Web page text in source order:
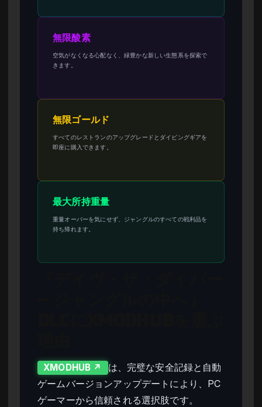
無限酸素
空気がなくなる心配なく、緑豊かな新しい生態系を探索で
きます。
無限ゴールド
すべてのレストランのアップグレードとダイビングギアを
即座に購入できます。
最大所持重量
重量オーバーを気にせず、ジャングルのすべての戦利品を
持ち帰れます。
XMODHUB ↗
は、完璧な安全記録と自動
ゲームバージョンアップデートにより、PC
ゲーマーから信頼される選択肢です。